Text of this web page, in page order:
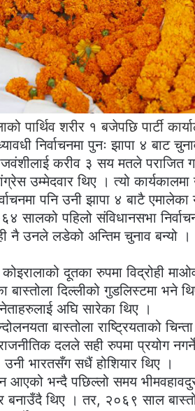
पार्थिव शरीर १ बजेपछि पार्टी
निर्वाचनमा पुनः झापा ४ बाट
करीव ३ सय मतले पराजित
उम्मेदवार थिए । त्यो
पनि उनी झापा ४ बाटै
पहिलो संविधानसभा
नै उनले लडेको अन्तिम चुनाव बन्यो ।
दूतका रुपमा विद्रोही
बास्तोला दिल्लीको गुडलिस्टमा भने
अघि सारेका थिए ।
बास्तोला राष्ट्रियताको
दलले सही रुपमा प्रयोग
उनी भारतसँग सधैं होशियार थिए ।
आएको भन्दै पछिल्लो समय
बनाउँदै थिए । तर, २०६९ साल